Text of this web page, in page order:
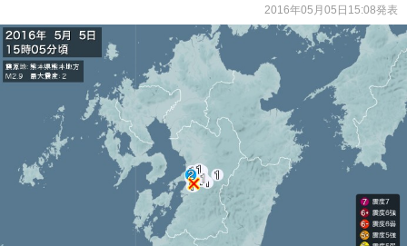
2016年05月05日15:08発表